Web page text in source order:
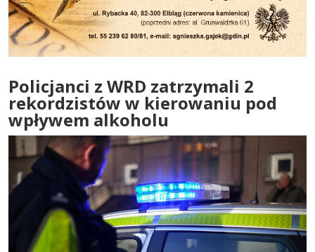
Policjanci z WRD zatrzymali 2
rekordzistów w kierowaniu pod
wpływem alkoholu